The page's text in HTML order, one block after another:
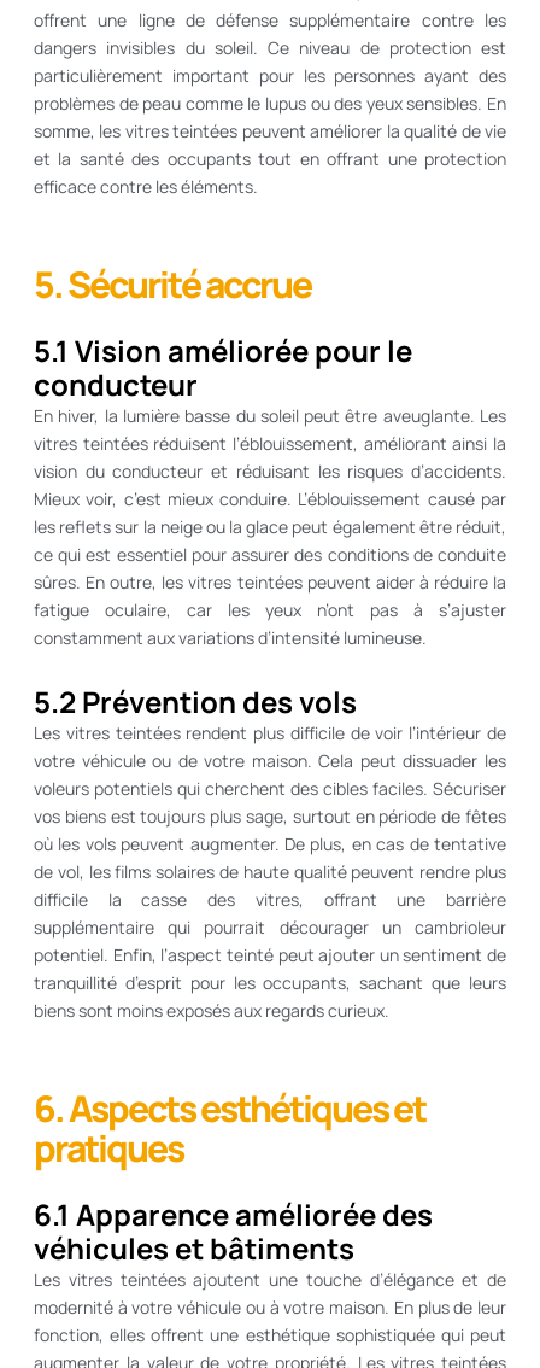
offrent une ligne de défense supplémentaire contre les
dangers invisibles du soleil. Ce niveau de protection est
particulièrement important pour les personnes ayant des
problèmes de peau comme le lupus ou des yeux sensibles. En
somme, les vitres teintées peuvent améliorer la qualité de vie
et la santé des occupants tout en offrant une protection
efficace contre les éléments.
5. Sécurité accrue
5.1 Vision améliorée pour le
conducteur
En hiver, la lumière basse du soleil peut être aveuglante. Les
vitres teintées réduisent l’éblouissement, améliorant ainsi la
vision du conducteur et réduisant les risques d’accidents.
Mieux voir, c’est mieux conduire. L’éblouissement causé par
les reflets sur la neige ou la glace peut également être réduit,
ce qui est essentiel pour assurer des conditions de conduite
sûres. En outre, les vitres teintées peuvent aider à réduire la
fatigue oculaire, car les yeux n’ont pas à s’ajuster
constamment aux variations d’intensité lumineuse.
5.2 Prévention des vols
Les vitres teintées rendent plus difficile de voir l’intérieur de
votre véhicule ou de votre maison. Cela peut dissuader les
voleurs potentiels qui cherchent des cibles faciles. Sécuriser
vos biens est toujours plus sage, surtout en période de fêtes
où les vols peuvent augmenter. De plus, en cas de tentative
de vol, les films solaires de haute qualité peuvent rendre plus
difficile la casse des vitres, offrant une barrière
supplémentaire qui pourrait décourager un cambrioleur
potentiel. Enfin, l’aspect teinté peut ajouter un sentiment de
tranquillité d’esprit pour les occupants, sachant que leurs
biens sont moins exposés aux regards curieux.
6. Aspects esthétiques et
pratiques
6.1 Apparence améliorée des
véhicules et bâtiments
Les vitres teintées ajoutent une touche d’élégance et de
modernité à votre véhicule ou à votre maison. En plus de leur
fonction, elles offrent une esthétique sophistiquée qui peut
augmenter la valeur de votre propriété. Les vitres teintées